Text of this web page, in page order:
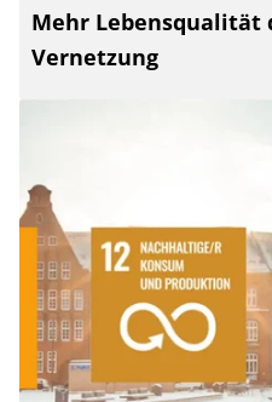
Mehr
Vernetzung